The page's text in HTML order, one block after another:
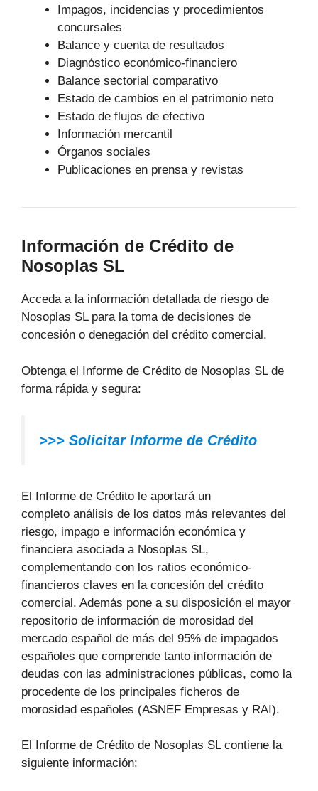
Impagos, incidencias y procedimientos
concursales
Balance y cuenta de resultados
Diagnóstico económico-financiero
Balance sectorial comparativo
Estado de cambios en el patrimonio neto
Estado de flujos de efectivo
Información mercantil
Órganos sociales
Publicaciones en prensa y revistas
Información de Crédito de
Nosoplas SL
Acceda a la información detallada de riesgo de
Nosoplas SL para la toma de decisiones de
concesión o denegación del crédito comercial.
Obtenga el Informe de Crédito de Nosoplas SL de
forma rápida y segura:
>>> Solicitar Informe de Crédito
El Informe de Crédito le aportará un
completo análisis de los datos más relevantes del
riesgo, impago e información económica y
financiera asociada a Nosoplas SL,
complementando con los ratios económico-
financieros claves en la concesión del crédito
comercial. Además pone a su disposición el mayor
repositorio de información de morosidad del
mercado español de más del 95% de impagados
españoles que comprende tanto información de
deudas con las administraciones públicas, como la
procedente de los principales ficheros de
morosidad españoles (ASNEF Empresas y RAI).
El Informe de Crédito de Nosoplas SL contiene la
siguiente información: